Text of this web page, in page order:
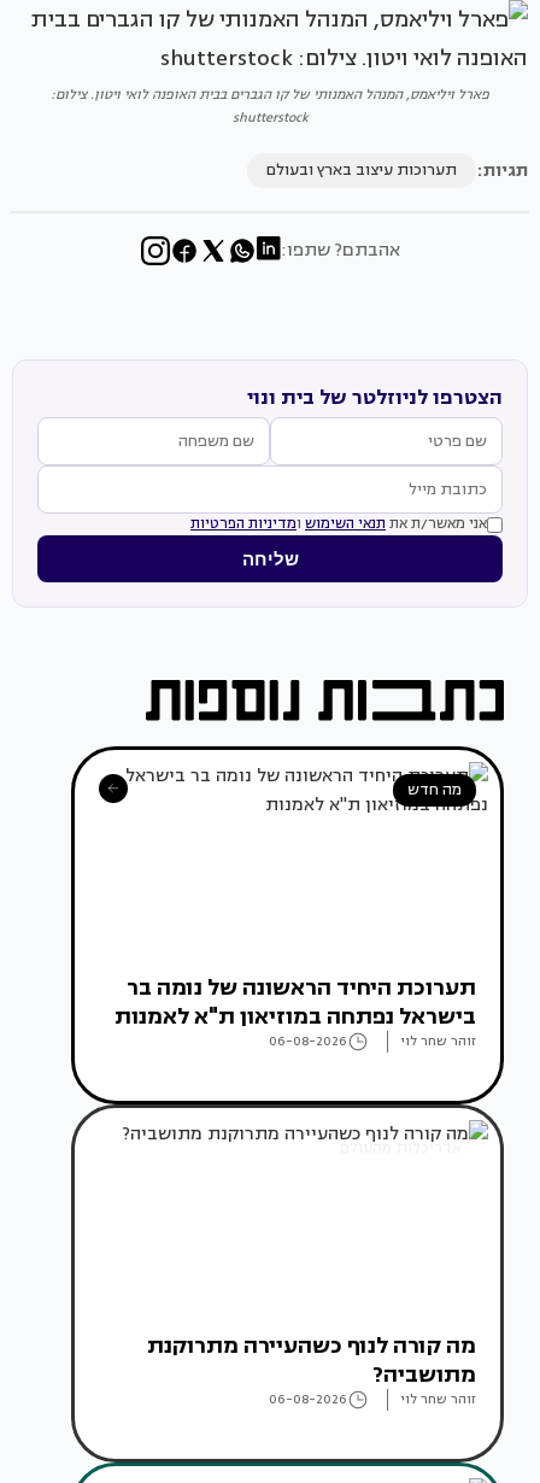
פארל ויליאמס, המנהל האמנותי של קו הגברים בבית האופנה לואי ויטון. צילום:
shutterstock
תגיות: תערוכות עיצוב בארץ ובעולם
אהבתם? שתפו:
הצטרפו לניוזלטר של בית ונוי
אני מאשר/ת את תנאי השימוש ומדיניות הפרטיות
שליחה
מה חדש
תערוכת היחיד הראשונה של נומה בר
בישראל נפתחה במוזיאון ת"א לאמנות
זוהר שחר לוי 06-08-2026
אדריכלות מהעולם
מה קורה לנוף כשהעיירה מתרוקנת
מתושביה?
זוהר שחר לוי 06-08-2026